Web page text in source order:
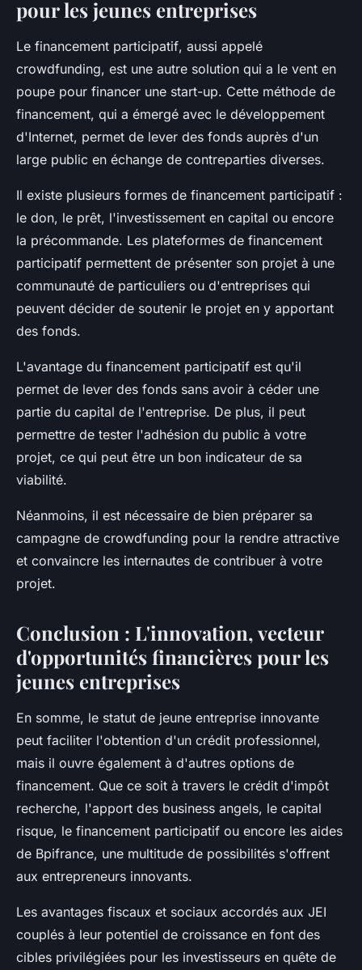
pour les jeunes entreprises
Le financement participatif, aussi appelé
crowdfunding, est une autre solution qui a le vent en
poupe pour financer une start-up. Cette méthode de
financement, qui a émergé avec le développement
d'Internet, permet de lever des fonds auprès d'un
large public en échange de contreparties diverses.
Il existe plusieurs formes de financement participatif :
le don, le prêt, l'investissement en capital ou encore
la précommande. Les plateformes de financement
participatif permettent de présenter son projet à une
communauté de particuliers ou d'entreprises qui
peuvent décider de soutenir le projet en y apportant
des fonds.
L'avantage du financement participatif est qu'il
permet de lever des fonds sans avoir à céder une
partie du capital de l'entreprise. De plus, il peut
permettre de tester l'adhésion du public à votre
projet, ce qui peut être un bon indicateur de sa
viabilité.
Néanmoins, il est nécessaire de bien préparer sa
campagne de crowdfunding pour la rendre attractive
et convaincre les internautes de contribuer à votre
projet.
Conclusion : L'innovation, vecteur
d'opportunités financières pour les
jeunes entreprises
En somme, le statut de jeune entreprise innovante
peut faciliter l'obtention d'un crédit professionnel,
mais il ouvre également à d'autres options de
financement. Que ce soit à travers le crédit d'impôt
recherche, l'apport des business angels, le capital
risque, le financement participatif ou encore les aides
de Bpifrance, une multitude de possibilités s'offrent
aux entrepreneurs innovants.
Les avantages fiscaux et sociaux accordés aux JEI
couplés à leur potentiel de croissance en font des
cibles privilégiées pour les investisseurs en quête de